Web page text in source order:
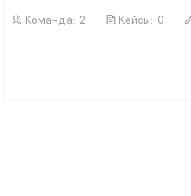
Команда: 2 Кейсы: 0